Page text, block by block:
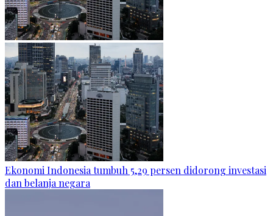
Ekonomi Indonesia tumbuh 5,29 persen didorong investasi
dan belanja negara